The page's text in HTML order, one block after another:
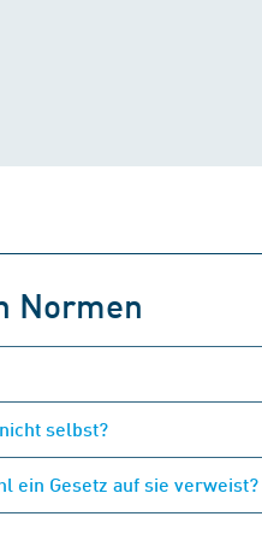
Normen
selbst?
Gesetz auf sie